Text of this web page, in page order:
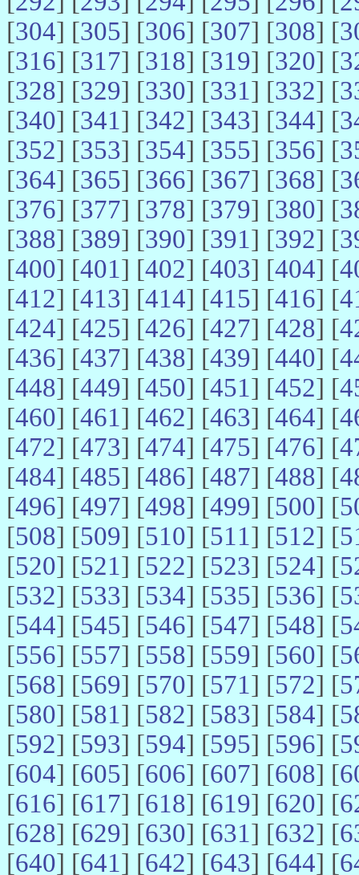
[304] [305] [306] [307] [308] [
[316] [317] [318] [319] [320] [
[328] [329] [330] [331] [332] [
[340] [341] [342] [343] [344] [
[352] [353] [354] [355] [356] [
[364] [365] [366] [367] [368] [
[376] [377] [378] [379] [380] [
[388] [389] [390] [391] [392] [
[400] [401] [402] [403] [404] [
[412] [413] [414] [415] [416] [
[424] [425] [426] [427] [428] [
[436] [437] [438] [439] [440] [
[448] [449] [450] [451] [452] [
[460] [461] [462] [463] [464] [
[472] [473] [474] [475] [476] [
[484] [485] [486] [487] [488] [
[496] [497] [498] [499] [500] [
[508] [509] [510] [511] [512] [
[520] [521] [522] [523] [524] [
[532] [533] [534] [535] [536] [
[544] [545] [546] [547] [548] [
[556] [557] [558] [559] [560] [
[568] [569] [570] [571] [572] [
[580] [581] [582] [583] [584] [
[592] [593] [594] [595] [596] [
[604] [605] [606] [607] [608] [
[616] [617] [618] [619] [620] [
[628] [629] [630] [631] [632] [
[640] [641] [642] [643] [644] [